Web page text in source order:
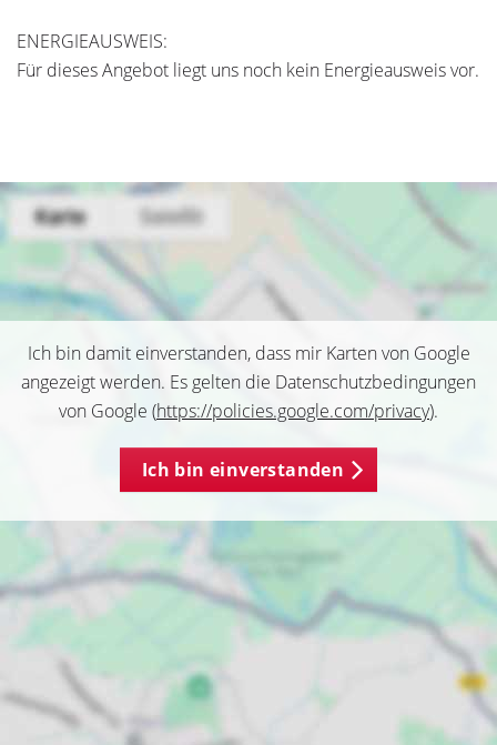
ENERGIEAUSWEIS:
Für dieses Angebot liegt uns noch kein Energieausweis vor.
Ich bin damit einverstanden, dass mir Karten von Google
angezeigt werden. Es gelten die Datenschutzbedingungen
von Google (https://policies.google.com/privacy).
Ich bin einverstanden